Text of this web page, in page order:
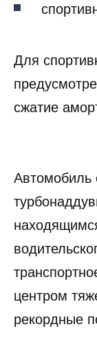
Для
сжатие
центром
рекордные